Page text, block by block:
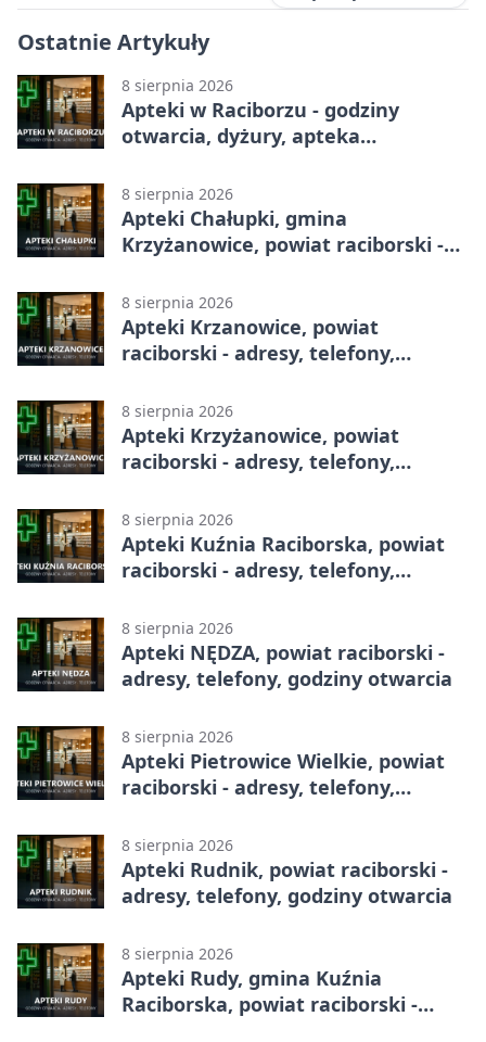
Ostatnie Artykuły
8 sierpnia 2026
Apteki w Raciborzu - godziny
otwarcia, dyżury, apteka
8 sierpnia 2026
Apteki Chałupki, gmina
Krzyżanowice, powiat raciborski -
8 sierpnia 2026
Apteki Krzanowice, powiat
raciborski - adresy, telefony,
8 sierpnia 2026
Apteki Krzyżanowice, powiat
raciborski - adresy, telefony,
8 sierpnia 2026
Apteki Kuźnia Raciborska, powiat
raciborski - adresy, telefony,
8 sierpnia 2026
Apteki NĘDZA, powiat raciborski -
adresy, telefony, godziny otwarcia
8 sierpnia 2026
Apteki Pietrowice Wielkie, powiat
raciborski - adresy, telefony,
8 sierpnia 2026
Apteki Rudnik, powiat raciborski -
adresy, telefony, godziny otwarcia
8 sierpnia 2026
Apteki Rudy, gmina Kuźnia
Raciborska, powiat raciborski -